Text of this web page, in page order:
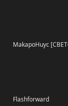
MakapoHuyc
Flashforward